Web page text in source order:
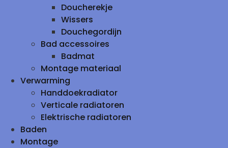
Doucherekje
Wissers
Douchegordijn
Bad accessoires
Badmat
Montage materiaal
Verwarming
Handdoekradiator
Verticale radiatoren
Elektrische radiatoren
Baden
Montage